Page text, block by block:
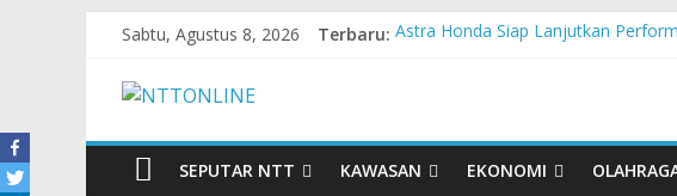
Sabtu, Agustus 8, 2026 Terbaru: Astra Honda Siap Lanjutkan
Teras Bank Indonesia Hadir di
SEPUTAR NTT
KAWASAN EKONOMI